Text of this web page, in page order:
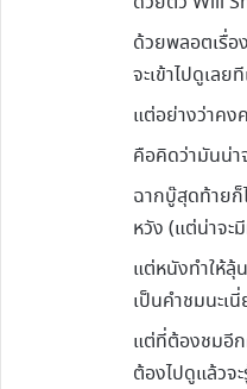
ด้วยพลอตเรื่อ
จะเข้าไปดูเลย
แต่อย่างว่าค
คือคิดว่ามันน่
ฉากบู๊สุดท้ายก็
หวัง (แต่น่าจะ
แต่หนังทำให้ลุ้
เป็นคำชมนะเ
แต่ที่ต้องชมอี
ต้องไปดูแล้วจ